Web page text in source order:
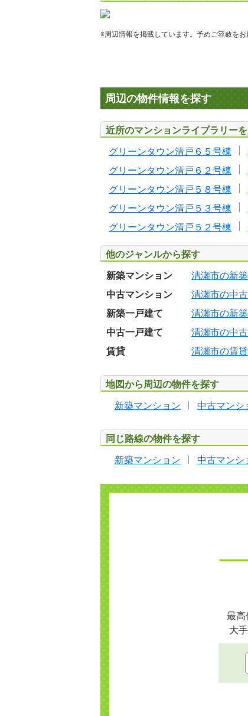
※周辺情報を掲載しています。予めご容赦をお
周辺の物件情報を探す
近所のマンションライブラリー
グリーンタウン清戸６５号棟
グリーンタウン清戸６２号棟
グリーンタウン清戸５８号棟
グリーンタウン清戸５３号棟
グリーンタウン清戸５２号棟
他のジャンルから探す
新築マンション 清瀬市の新
中古マンション
清瀬市の中
新築一戸建て
清瀬市の新
中古一戸建て
清瀬市の中
賃貸
清瀬市の賃貸
地図から周辺の物件を探す
新築マンション 中古マンシ
同じ路線の物件を探す
新築マンション 中古マンシ
最高
大